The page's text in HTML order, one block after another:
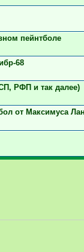
пейнтболе
68
РФП и так далее)
от Максимуса